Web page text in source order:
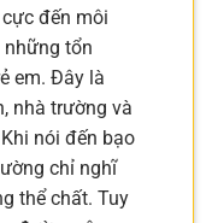
đến môi
tổn
em. Đây là
nhà trường và
nói đến bạo
chỉ nghĩ
thể chất. Tuy